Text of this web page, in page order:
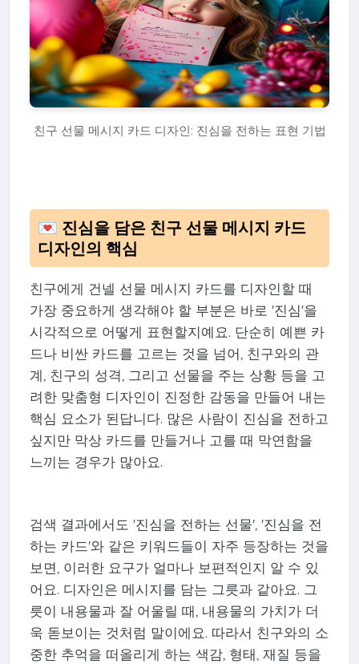
친구 선물 메시지 카드 디자인: 진심을 전하는 표현 기법
💌 진심을 담은 친구 선물 메시지 카드
디자인의 핵심
친구에게 건넬 선물 메시지 카드를 디자인할 때
가장 중요하게 생각해야 할 부분은 바로 '진심'을
시각적으로 어떻게 표현할지예요. 단순히 예쁜 카
드나 비싼 카드를 고르는 것을 넘어, 친구와의 관
계, 친구의 성격, 그리고 선물을 주는 상황 등을 고
려한 맞춤형 디자인이 진정한 감동을 만들어 내는
핵심 요소가 된답니다. 많은 사람이 진심을 전하고
싶지만 막상 카드를 만들거나 고를 때 막연함을
느끼는 경우가 많아요.
검색 결과에서도 '진심을 전하는 선물', '진심을 전
하는 카드'와 같은 키워드들이 자주 등장하는 것을
보면, 이러한 요구가 얼마나 보편적인지 알 수 있
어요. 디자인은 메시지를 담는 그릇과 같아요. 그
릇이 내용물과 잘 어울릴 때, 내용물의 가치가 더
욱 돋보이는 것처럼 말이에요. 따라서 친구와의 소
중한 추억을 떠올리게 하는 색감, 형태, 재질 등을